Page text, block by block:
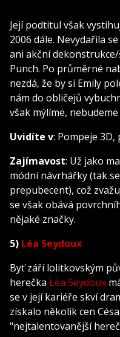
Její podtitul však
2006 dále. Nevydařila
ani akční
Punch. Po průměrné
nezdá, že by si Emily
nám do obličejů
však mýlíme,
Uvidíte v: Pompeje
Zajímavost: Už jako
módní návrhářky (tak
prepubecent), což
se však obává
nějaké značky.
5) Léa Seydoux
Byť září lolitkovským
herečka Léa Seydoux
se v její kariéře skví
získalo několik cen
"nejtalentovanější